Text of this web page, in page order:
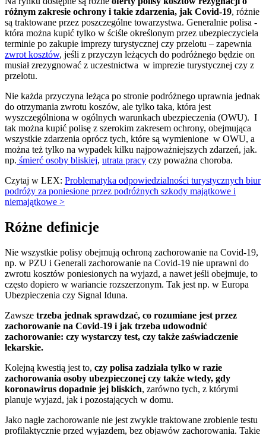
różnym zakresie ochrony i takie zdarzenia, jak Covid-19, różnie
są traktowane przez poszczególne towarzystwa. Generalnie polisa -
która można kupić tylko w ściśle określonym przez ubezpieczyciela
terminie po zakupie imprezy turystycznej czy przelotu – zapewnia
zwrot kosztów, jeśli z przyczyn leżących do podróżnego będzie on
musiał zrezygnować z uczestnictwa w imprezie turystycznej czy z
przelotu.
Nie każda przyczyna leżąca po stronie podróżnego uprawnia jednak
do otrzymania zwrotu koszów, ale tylko taka, która jest
wyszczególniona w ogólnych warunkach ubezpieczenia (OWU). I
tak można kupić polisę z szerokim zakresem ochrony, obejmująca
wszystkie zdarzenia oprócz tych, które są wymienione w OWU, a
można też tylko na wypadek kilku najpoważniejszych zdarzeń, jak.
np. śmierć osoby bliskiej, utrata pracy czy poważna choroba.
Czytaj w LEX: Problematyka odpowiedzialności turystycznych biur
podróży za poniesione przez podróżnych szkody majątkowe i
niemajątkowe >
Różne definicje
Nie wszystkie polisy obejmują ochroną zachorowanie na Covid-19,
np. w PZU i Generali zachorowanie na Covid-19 nie uprawni do
zwrotu kosztów poniesionych na wyjazd, a nawet jeśli obejmuje, to
często dopiero w wariancie rozszerzonym. Tak jest np. w Europa
Ubezpieczenia czy Signal Iduna.
Zawsze trzeba jednak sprawdzać, co rozumiane jest przez
zachorowanie na Covid-19 i jak trzeba udowodnić
zachorowanie: czy wystarczy test, czy także zaświadczenie
lekarskie.
Kolejną kwestią jest to, czy polisa zadziała tylko w razie
zachorowania osoby ubezpieczonej czy także wtedy, gdy
koronawirus dopadnie jej bliskich, zarówno tych, z którymi
planuje wyjazd, jak i pozostających w domu.
Jako nagłe zachorowanie nie jest zwykle traktowane zrobienie testu
profilaktycznie przed wyjazdem, bez objawów zachorowania. Takie